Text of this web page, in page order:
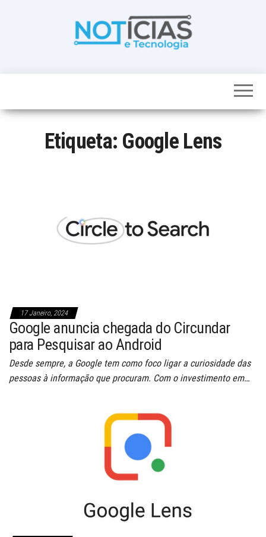
noticias de
num só lugar
Etiqueta: Google Lens
17 Janeiro, 2024
Google anuncia chegada do Circundar
para Pesquisar ao Android
Desde sempre, a Google tem como foco ligar a curiosidade das
pessoas à informação que procuram. Com o investimento em…